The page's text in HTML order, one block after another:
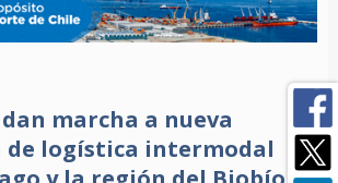
dan marcha a nueva
de logística intermodal